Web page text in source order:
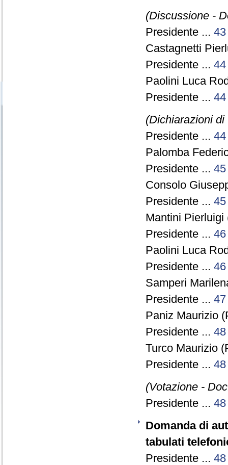
(Discussione -
Presidente ... 43
Castagnetti
Presidente ... 44
Paolini Luca
Presidente ... 44
(Dichiarazioni
Presidente ... 44
Palomba
Presidente ... 45
Consolo
Presidente ... 45
Mantini
Presidente ... 46
Paolini Luca
Presidente ... 46
Samperi
Presidente ... 47
Paniz Maurizio
Presidente ... 48
Turco Maurizio
Presidente ... 48
(Votazione -
Presidente ... 48
Domanda di
tabulati
Presidente ... 48